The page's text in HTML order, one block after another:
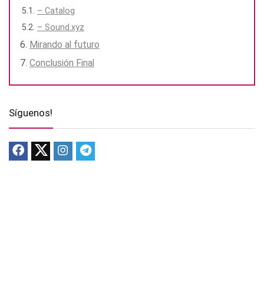
– Catalog
– Sound.xyz
Mirando al futuro
Conclusión Final
Síguenos!